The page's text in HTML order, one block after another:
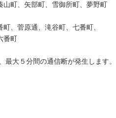
山町、矢部町、雪御所町、夢野町
、菅原通、滝谷町、七番町、
番町
大５分間の通信断が発生します。